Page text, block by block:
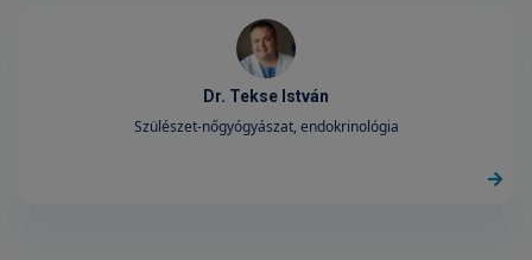
Dr. Tekse István
Szülészet-nőgyógyászat, endokrinológia